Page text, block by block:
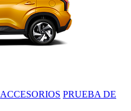
ACCESORIOS PRUEBA DE